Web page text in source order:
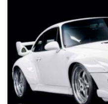
NETZWERKEINS GO! //